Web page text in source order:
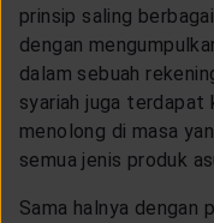
prinsip saling
dengan
dalam sebuah
syariah juga terdapat
menolong di masa
semua jenis produk
Sama halnya dengan